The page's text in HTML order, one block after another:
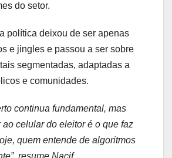
do setor.
política deixou de ser apenas
e jingles e passou a ser sobre
segmentadas, adaptadas a
e comunidades.
continua fundamental, mas
ao celular do eleitor é o que faz
quem entende de algoritmos